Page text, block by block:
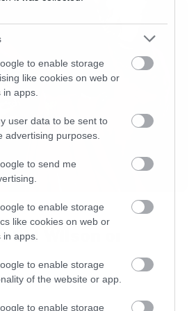
to enable storage
like cookies on web or
apps.
user data to be sent to
advertising purposes.
to send me
to enable storage
like cookies on web or
apps.
to enable storage
of the website or app.
to enable storage
από μπάντες,
δικοθέτες με ποιότητα και
από εμάς, στο τι
και η κακή μουσική. Στη
καταφέρει, τώρα ο
βγει να πει το κοντό και το
το έχει μακρύ…
είναι πως τα
και η προσπάθεια
παρακαταθήκη που αφήνεις
περήφανος για το
με σε όλες τις γενιές που
αλλα και για τις
Sid Wilson οι